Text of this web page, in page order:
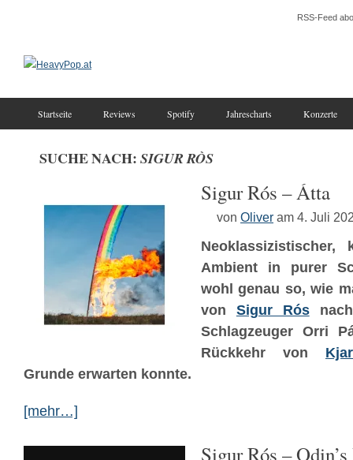
RSS-Feed
Startseite Reviews Spotify Jahrescharts Konzerte
SUCHE NACH: SIGUR RÒS
Sigur Rós – Átta
von Oliver am 4. Juli
Neoklassizistischer,
Ambient in purer
wohl genau so, wie
von Sigur Rósnach
Schlagzeuger Orri
Rückkehr von
Grunde erwarten konnte.
[mehr…]
Sigur Rós –